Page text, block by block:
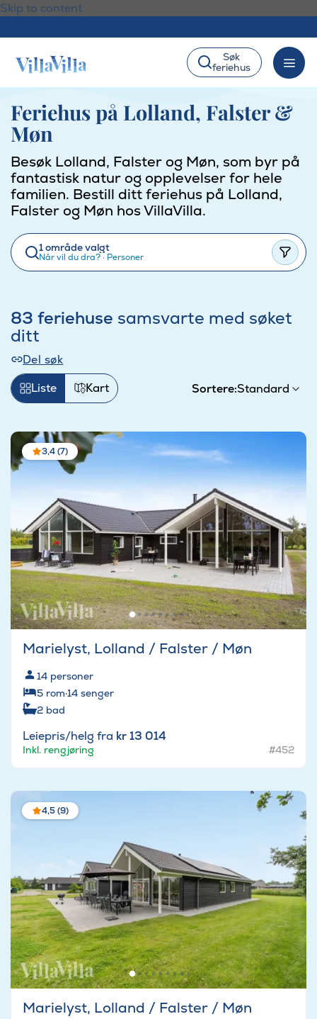
Skip to content
Søk
feriehus
Feriehus på Lolland, Falster &
Møn
Besøk Lolland, Falster og Møn, som byr på
fantastisk natur og opplevelser for hele
familien. Bestill ditt feriehus på Lolland,
Falster og Møn hos VillaVilla.
1 område valgt
Når vil du dra?· Personer
83 feriehuse samsvarte med søket
ditt
Del søk
Sortere:
Liste Kart
3,4 (7)
Marielyst, Lolland / Falster / Møn
14 personer
5 rom·14 senger
2 bad
Leiepris/helg fra kr 13 014
Inkl. rengjøring #452
4,5 (9)
Marielyst, Lolland / Falster / Møn